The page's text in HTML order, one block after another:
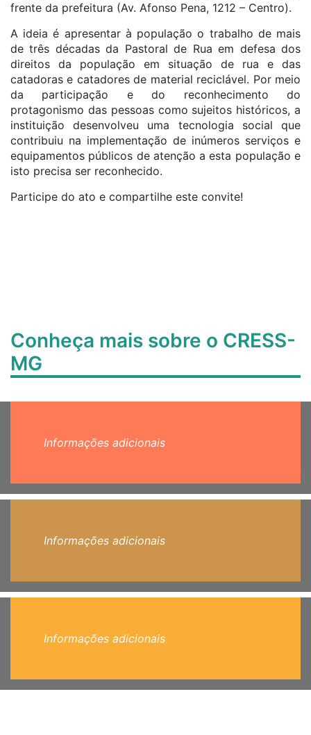
frente da prefeitura (Av. Afonso Pena, 1212 – Centro).
A ideia é apresentar à população o trabalho de mais
de três décadas da Pastoral de Rua em defesa dos
direitos da população em situação de rua e das
catadoras e catadores de material reciclável. Por meio
da participação e do reconhecimento do
protagonismo das pessoas como sujeitos históricos, a
instituição desenvolveu uma tecnologia social que
contribuiu na implementação de inúmeros serviços e
equipamentos públicos de atenção a esta população e
isto precisa ser reconhecido.
Participe do ato e compartilhe este convite!
Conheça mais sobre o CRESS-
MG
Informações adicionais
Informações adicionais
Informações adicionais